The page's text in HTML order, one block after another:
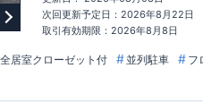
がブルーミングガーデンの魅力です。
次回更新予定日：2026年8月22日
取引有効期限：2026年8月8日
全居室クローゼット付 並列駐車
フ